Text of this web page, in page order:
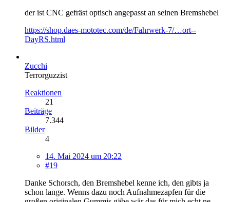
der ist CNC gefräst optisch angepasst an seinen Bremshebel
https://shop.daes-mototec.com/de/Fahrwerk-7/…ort--
DayRS.html
Zucchi
Terrorguzzist
Reaktionen
21
Beiträge
7.344
Bilder
4
14. Mai 2024 um 20:22
#19
Danke Schorsch, den Bremshebel kenne ich, den gibts ja
schon lange. Wenns dazu noch Aufnahmezapfen für die